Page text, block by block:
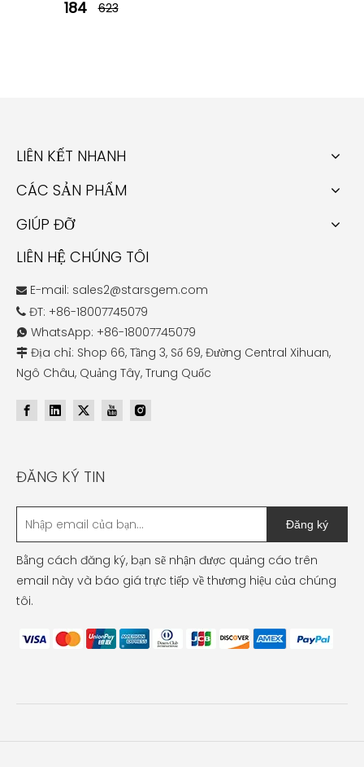
184 623
LIÊN KẾT NHANH
CÁC SẢN PHẨM
GIÚP ĐỠ
LIÊN HỆ CHÚNG TÔI
 E-mail: sales2@starsgem.com
 ĐT: +86-18007745079
 WhatsApp: +86-18007745079
 Địa chỉ: Shop 66, Tầng 3, Số 69, Đường Central Xihuan,
Ngô Châu, Quảng Tây, Trung Quốc
ĐĂNG KÝ TIN
Đăng ký
Bằng cách đăng ký, bạn sẽ nhận được quảng cáo trên
email này và báo giá trực tiếp về thương hiệu của chúng
tôi.